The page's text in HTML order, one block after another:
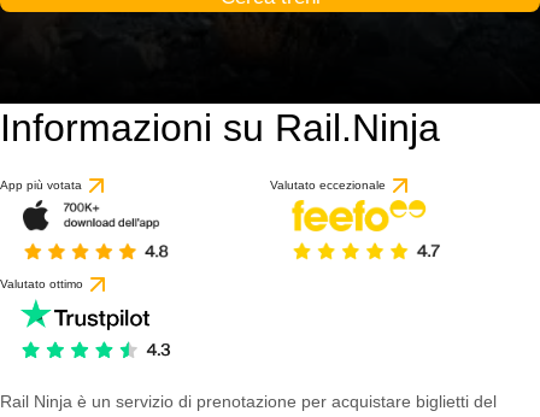
Informazioni su Rail.Ninja
App più votata Valutato eccezionale
Valutato ottimo
Rail Ninja è un servizio di prenotazione per acquistare biglietti del